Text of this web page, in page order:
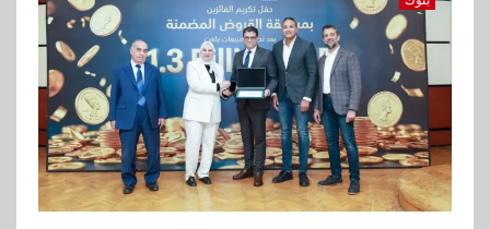
بنك مصر يشارك في فعالية اليوم
العالمي للشباب ويقدم العديد من
العروض المجانية